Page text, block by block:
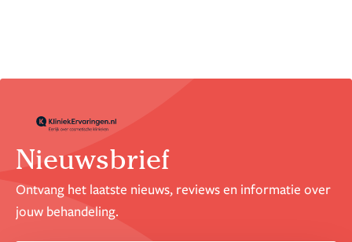
Nieuwsbrief
Ontvang het laatste nieuws, reviews en informatie over
jouw behandeling.